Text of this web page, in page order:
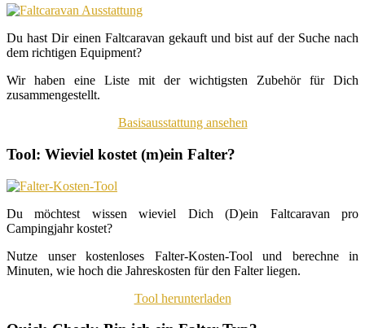
Du hast Dir einen Faltcaravan gekauft und bist auf der Suche nach
dem richtigen Equipment?
Wir haben eine Liste mit der wichtigsten Zubehör für Dich
zusammengestellt.
Basisausstattung ansehen
Tool: Wieviel kostet (m)ein Falter?
Du möchtest wissen wieviel Dich (D)ein Faltcaravan pro
Campingjahr kostet?
Nutze unser kostenloses Falter-Kosten-Tool und berechne in
Minuten, wie hoch die Jahreskosten für den Falter liegen.
Tool herunterladen